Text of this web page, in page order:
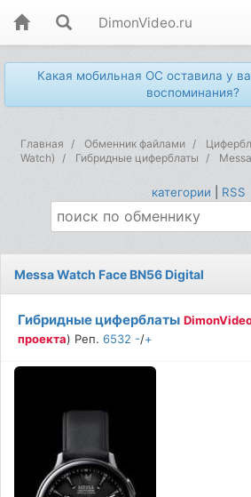
DimonVideo.ru
Какая мобильная ОС оставила у
воспоминания?
Главная Обменник файлами
Watch)
Гибридные циферблаты
категории RSS
Messa Watch Face BN56 Digital
Гибридные циферблаты
проекта) Реп.6532 -/+